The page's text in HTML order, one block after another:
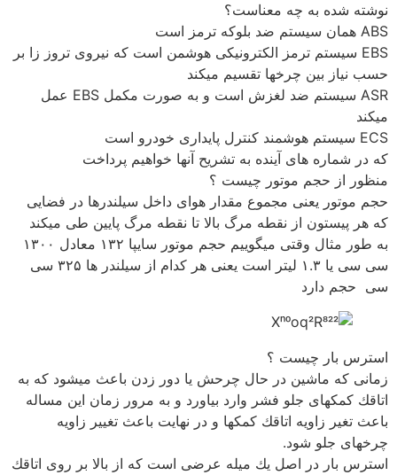
نوشته شده به چه معناست؟
ABS همان سیستم ضد بلوكه ترمز است
EBS سیستم ترمز الكترونیكی هوشمن است كه نیروی تروز زا بر
حسب نیاز بین چرخها تقسیم میكند
ASR سیستم ضد لغزش است و به صورت مكمل EBS عمل
میكند
ECS سیستم هوشمند كنترل پایداری خودرو است
كه در شماره های آینده به تشریح آنها خواهیم پرداخت
منظور از حجم موتور چیست ؟
حجم موتور یعنی مجموع مقدار هوای داخل سیلندرها در فضایی
كه هر پیستون از نقطه مرگ بالا تا نقطه مرگ پایین طی میكند
به طور مثال وقتی میگوییم حجم موتور سایپا ۱۳۲ معادل ۱۳۰۰
سی سی یا ۱.۳ لیتر است یعنی هر كدام از سیلندر ها ۳۲۵ سی
سی حجم دارد
استرس بار چیست ؟
زمانی كه ماشین در حال چرحش یا دور زدن باعث میشود كه به
اتاقك كمكهای جلو فشر وارد بیاورد و به مرور زمان این مساله
باعث تغیر زاویه اتاقك كمكها و در نهایت باعث تغییر زاویه
چرخهای جلو شود.
استرس بار در اصل یك میله عرضی است كه از بالا بر روی اتاقك